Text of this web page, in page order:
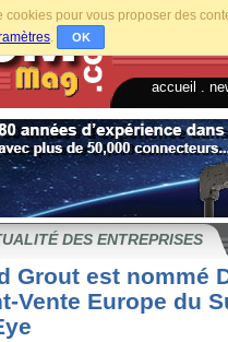
cookies pour vous proposer des
. OK
accueil
DES ENTREPRISES
Grout est nommé
Vente Europe du